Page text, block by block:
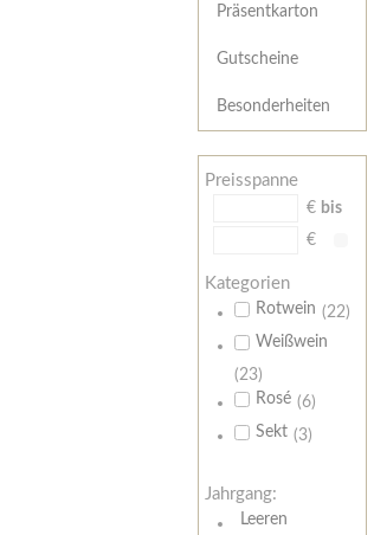
Präsentkarton
Gutscheine
Besonderheiten
Preisspanne
€ bis
€
Kategorien
Rotwein (22)
Weißwein
(23)
Rosé (6)
Sekt (3)
Jahrgang:
Leeren